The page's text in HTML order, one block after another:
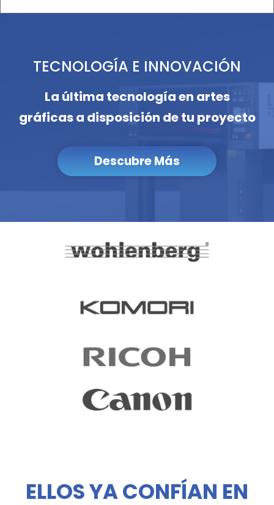
TECNOLOGÍA E INNOVACIÓN
La última tecnología en artes
gráficas a disposición de tu proyecto
Descubre Más
ELLOS YA CONFÍAN EN